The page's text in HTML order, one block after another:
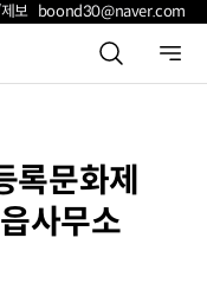
보 boond30@naver.com
문화제
사무소